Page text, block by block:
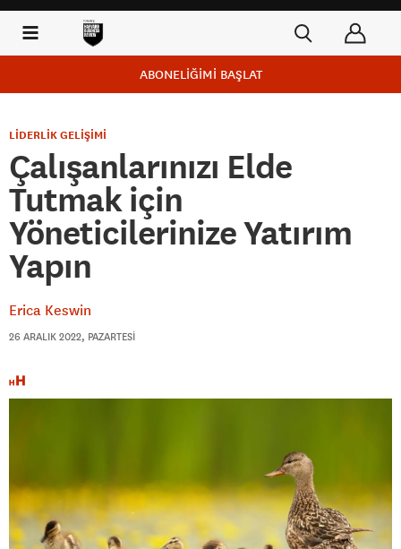
ABONELİĞİMİ BAŞLAT
LİDERLİK GELİŞİMİ
Çalışanlarınızı Elde
Tutmak için
Yöneticilerinize Yatırım
Yapın
Erica Keswin
26 ARALIK 2022, PAZARTESI